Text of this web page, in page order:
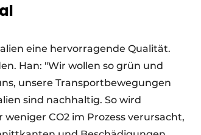
eine hervorragende Qualität.
Han: "Wir wollen so grün und
unsere Transportbewegungen
sind nachhaltig. So wird
CO2 im Prozess verursacht,